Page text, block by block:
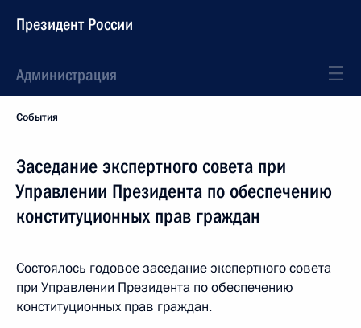
Президент России
Администрация
События
Заседание экспертного совета при
Управлении Президента по обеспечению
конституционных прав граждан
Состоялось годовое заседание экспертного совета
при Управлении Президента по обеспечению
конституционных прав граждан.